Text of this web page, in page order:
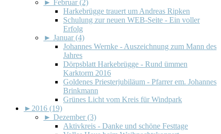
► Februar (2)
Harkebrügge trauert um Andreas Ripken
Schulung zur neuen WEB-Seite - Ein voller
Erfolg
► Januar (4)
Johannes Wernke - Auszeichnung zum Mann des
Jahres
Dörpsblatt Harkebrügge - Rund ümmen
Karktorm 2016
Goldenes Priesterjubiläum - Pfarrer em. Johannes
Brinkmann
Grünes Licht vom Kreis für Windpark
► 2016 (19)
► Dezember (3)
Aktivkreis - Danke und schöne Festtage